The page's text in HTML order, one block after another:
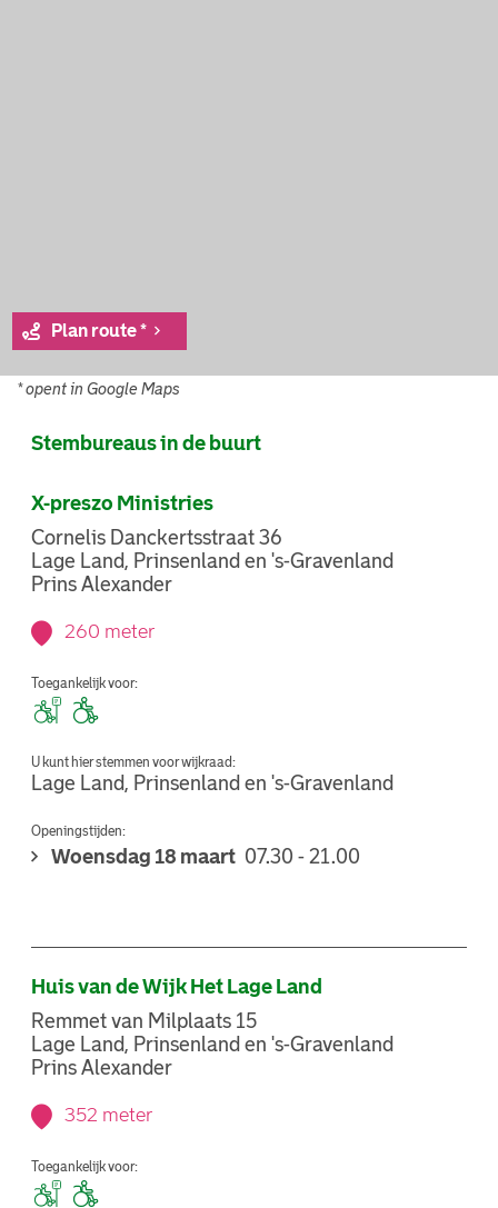
Plan route *
* opent in Google Maps
Stembureaus in de buurt
X-preszo Ministries
Cornelis Danckertsstraat 36
Lage Land, Prinsenland en 's-Gravenland
Prins Alexander
260 meter
Toegankelijk voor:
U kunt hier stemmen voor wijkraad:
Lage Land, Prinsenland en 's-Gravenland
Openingstijden:
Woensdag 18 maart 07.30 - 21.00
Huis van de Wijk Het Lage Land
Remmet van Milplaats 15
Lage Land, Prinsenland en 's-Gravenland
Prins Alexander
352 meter
Toegankelijk voor: